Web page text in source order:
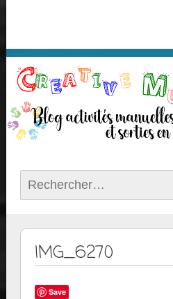
Rechercher :
IMG_6270
Save